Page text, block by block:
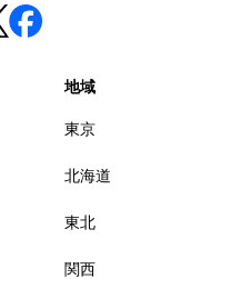
地域
東京
北海道
東北
関西